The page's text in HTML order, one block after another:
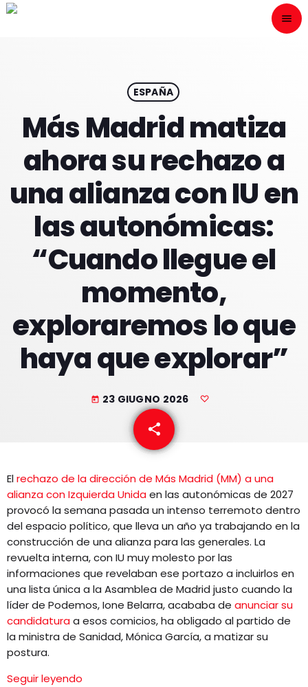
menu
play_arrow
HOME
PROGRAMACION
NUESTRAS FRECUENCIAS
EQUIPO
NOTICIAS
ESPAÑA
Más Madrid matiza
ahora su rechazo a
una alianza con IU en
las autonómicas:
“Cuando llegue el
momento,
exploraremos lo que
haya que explorar”
today 23 GIUGNO 2026
share
email
Elrechazo de la dirección de Más Madrid (MM) a una
alianza con Izquierda Unidaen las autonómicas de 2027
provocó la semana pasada un intenso terremoto dentro
del espacio político, que lleva un año ya trabajando en la
construcción de una alianza para las generales. La
revuelta interna, con IU muy molesto por las
informaciones que revelaban ese portazo a incluirlos en
una lista única a la Asamblea de Madrid justo cuando la
líder de Podemos, Ione Belarra, acababa de anunciar su
candidaturaa esos comicios, ha obligado al partido de
la ministra de Sanidad, Mónica García, a matizar su
postura.
Seguir leyendo